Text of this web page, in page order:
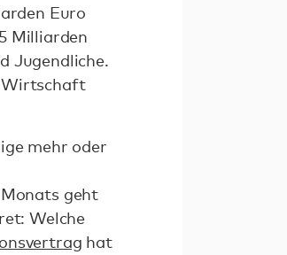
Euro
Milliarden
Jugendliche.
Wirtschaft
mehr oder
geht
Welche
hat